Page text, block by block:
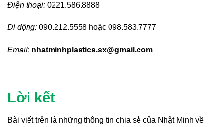
Điện thoại: 0221.586.8888
Di động: 090.212.5558 hoặc 098.583.7777
Email: nhatminhplastics.sx@gmail.com
Lời kết
Bài viết trên là những thông tin chia sẻ của Nhật Minh về